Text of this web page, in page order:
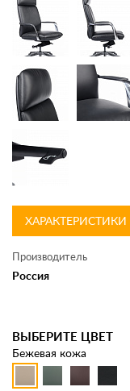
ХАРАКТЕРИСТИКИ
Производитель
Россия
ВЫБЕРИТЕ ЦВЕТ
Бежевая кожа